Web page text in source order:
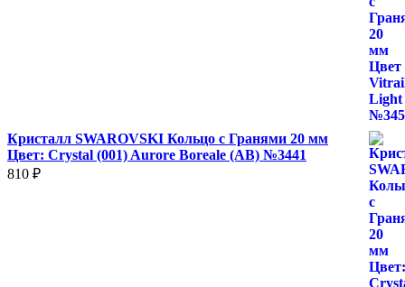
Кристалл SWAROVSKI Кольцо с Гранями 20 мм
Цвет: Crystal (001) Aurore Boreale (AB) №3441
810 ₽